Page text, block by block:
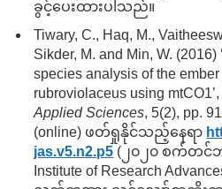
ခွင့်ပေးထားပါသည်။
Tiwary, C., Haq, M.,
Sikder, M. and Min, W.
species analysis of the
rubroviolaceus using mtCO1’,
Applied Sciences, 5(2), pp.
(online) ဖတ်ရှုနိုင်သည့်နေရာ
jas.v5.n2.p5 (၂၀၂၀ စက်တင်
Institute of Research